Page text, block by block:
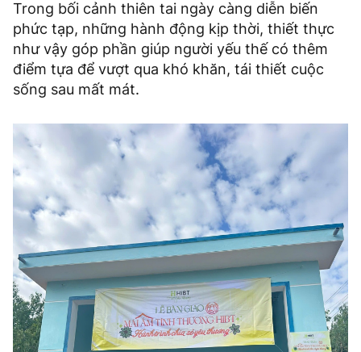
Trong bối cảnh thiên tai ngày càng diễn biến
phức tạp, những hành động kịp thời, thiết thực
như vậy góp phần giúp người yếu thế có thêm
điểm tựa để vượt qua khó khăn, tái thiết cuộc
sống sau mất mát.